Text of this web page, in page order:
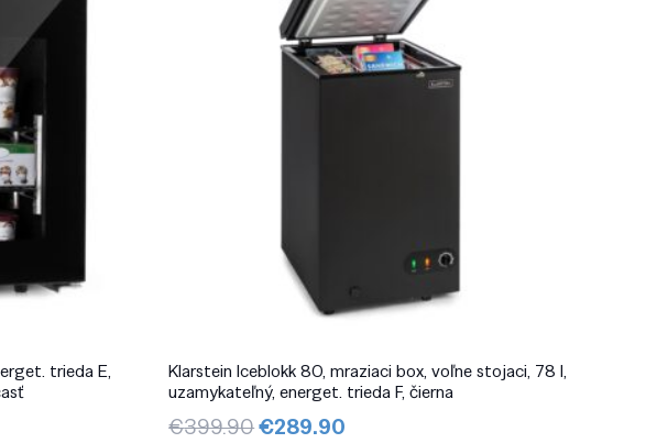
trieda E,
Klarstein Iceblokk 80, mraziaci box, voľne stojaci, 78 l,
uzamykateľný, energet. trieda F, čierna
€399.90Pôvodná
€289.90